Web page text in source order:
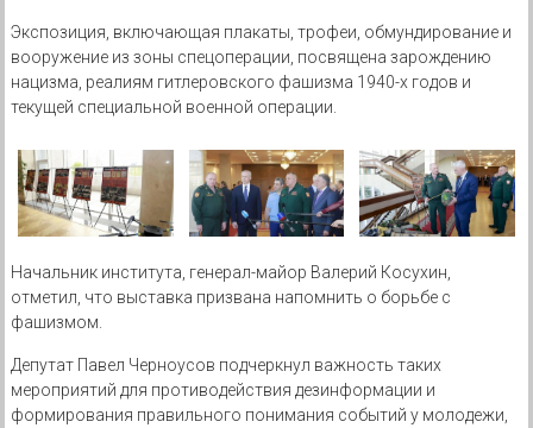
Экспозиция, включающая плакаты, трофеи, обмундирование и
вооружение из зоны спецоперации, посвящена зарождению
нацизма, реалиям гитлеровского фашизма 1940-х годов и
текущей специальной военной операции.
Начальник института, генерал-майор Валерий Косухин,
отметил, что выставка призвана напомнить о борьбе с
фашизмом.
Депутат Павел Черноусов подчеркнул важность таких
мероприятий для противодействия дезинформации и
формирования правильного понимания событий у молодежи,